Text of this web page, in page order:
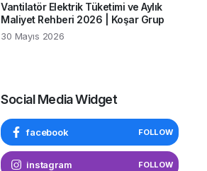
Vantilatör Elektrik Tüketimi ve Aylık
Maliyet Rehberi 2026 | Koşar Grup
30 Mayıs 2026
Social Media Widget
facebook FOLLOW
instagram FOLLOW